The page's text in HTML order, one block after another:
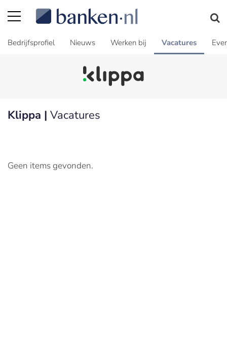
Bedrijfsprofiel Nieuws Werken bij Vacatures
Klippa | Vacatures
Geen items gevonden.